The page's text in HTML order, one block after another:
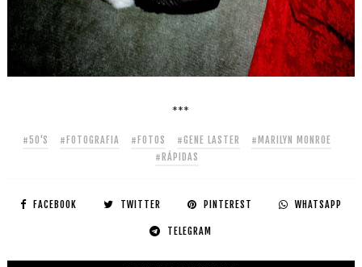
***
#50'S #FOTOGRAFIA #FOTOS #GENE LASTER
#MARILYN MONROE
#RÁPIDAS
FACEBOOK TWITTER PINTEREST WHATSAPP
TELEGRAM